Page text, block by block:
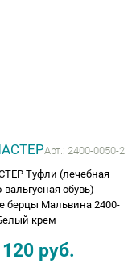
Арт.: 2400-0050-2
Туфли (лечебная
вальгусная обувь)
берцы Мальвина 2400-
крем
руб.